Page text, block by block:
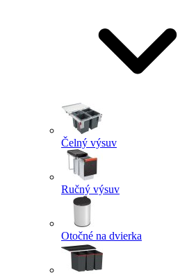
Čelný výsuv
Ručný výsuv
Otočné na dvierka